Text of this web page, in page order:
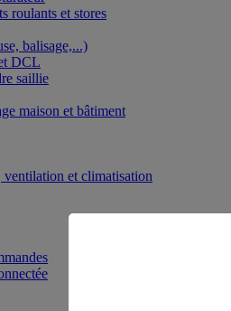
roulants et stores
balisage,...)
DCL
saillie
maison et bâtiment
et climatisation